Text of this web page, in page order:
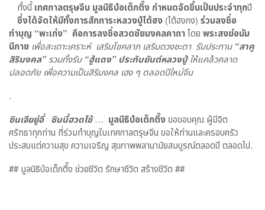
ทั้งนี้ เทศกาลตรุษจีน มูลนิธิป่อเต็กตึ๊ง กำหนดจัดขึ้นเป็นประจำทุกปี
ซึ่งได้จัดให้มีทั้งการสักการะหลวงปู่ไต้ฮง (ไต้ฮงกง) ร่วมลงชื่อ
ทำบุญ “พะเก่ง” คือการลงชื่อสวดชัยมงคลคาถาโดย พระสงฆ์อนัม
นิกาย เพื่อสะเดาะเคราะห์ เสริมโชคลาภ เสริมดวงชะตา รับประทาน “สาคู
สิริมงคล”รวมทั้งรับ “ฮู้แดง” ประทับยันต์หลวงปู่ให้แคล้วคลาด
ปลอดภัย เพื่อความเป็นสิริมงคล เฮง ๆ ตลอดปีใหม่จีน
.
ซินเจียยู่อี่ ซินนี้ฮวดไช้… มูลนิธิป่อเต็กตึ๊งขอขอบคุณ ผู้มีจิต
ศรัทธาทุกท่าน ที่ร่วมทำบุญในเทศกาลตรุษจีน ขอให้ท่านและครอบครัว
ประสบแต่ความสุข ความเจริญ สุขภาพพลานามัยสมบูรณ์ตลอดปี ตลอดไป.
## มูลนิธิป่อเต็กตึ๊ง ช่วยชีวิต รักษาชีวิต สร้างชีวิต ##